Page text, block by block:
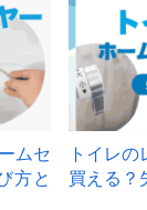
ムセ
方と
トイレ
買える？